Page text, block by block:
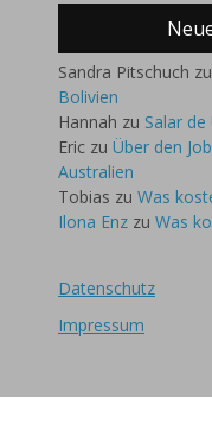
Sandra Pitschuch zu
Bolivien
Hannah zu Salar
Eric zu Über den
Australien
Tobias zu Was
Ilona Enz zu Was
Datenschutz
Impressum